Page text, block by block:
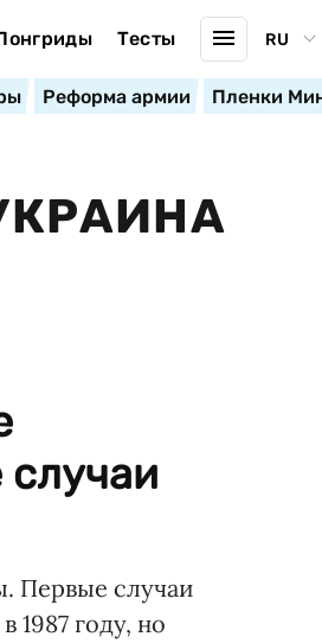
Тесты RU
Реформа армии Пленки
Первые случаи
году, но